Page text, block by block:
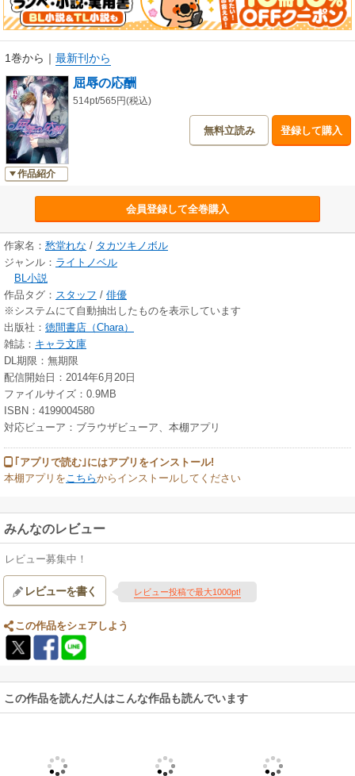
1巻から ｜ 最新刊から
作品紹介
屈辱の応酬
514pt/565円(税込)
無料立読み 登録して購入
会員登録して全巻購入
作家名： 愁堂れな / タカツキノボル
ジャンル： ライトノベル
BL小説
作品タグ： スタッフ / 俳優
※システムにて自動抽出したものを表示しています
出版社： 徳間書店（Chara）
雑誌： キャラ文庫
DL期限：無期限
配信開始日：2014年6月20日
ファイルサイズ：0.9MB
ISBN：4199004580
対応ビューア：ブラウザビューア、本棚アプリ
｢アプリで読む｣にはアプリをインストール!
本棚アプリをこちらからインストールしてください
みんなのレビュー
レビュー募集中！
レビューを書く レビュー投稿で最大1000pt!
この作品をシェアしよう
この作品を読んだ人はこんな作品も読んでいます